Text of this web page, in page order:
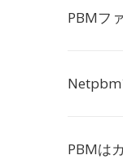
PBMフ
Netpbm
PBMは